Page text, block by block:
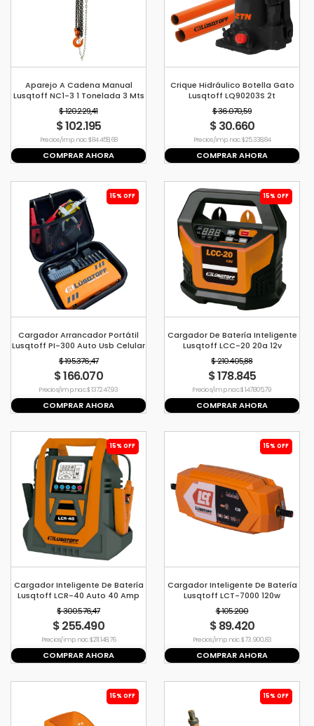
Aparejo A Cadena Manual
Lusqtoff NC1-3 1 Tonelada 3 Mts
Metros Reforzado
$ 120.229,41
$ 102.195
Precio s/imp. nac. $ 84.458,68
COMPRAR AHORA
Crique Hidráulico Botella Gato
Lusqtoff LQ90203S 2t
$ 36.070,59
$ 30.660
Precio s/imp. nac. $ 25.338,84
COMPRAR AHORA
15% OFF
Cargador Arrancador Portátil
Lusqtoff PI-300 Auto Usb Celular
Luz
$ 195.376,47
$ 166.070
Precio s/imp. nac. $ 137.247,93
COMPRAR AHORA
15% OFF
Cargador De Batería Inteligente
Lusqtoff LCC-20 20a 12v
$ 210.405,88
$ 178.845
Precio s/imp. nac. $ 147.805,79
COMPRAR AHORA
15% OFF
Cargador Inteligente De Batería
Lusqtoff LCR-40 Auto 40 Amp
$ 300.576,47
$ 255.490
Precio s/imp. nac. $ 211.148,76
COMPRAR AHORA
15% OFF
Cargador Inteligente De Batería
Lusqtoff LCT-7000 120w
$ 105.200
$ 89.420
Precio s/imp. nac. $ 73.900,83
COMPRAR AHORA
15% OFF 15% OFF